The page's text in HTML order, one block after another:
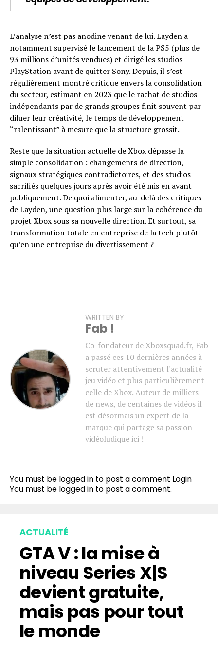
L’analyse n’est pas anodine venant de lui. Layden a
notamment supervisé le lancement de la PS5 (plus de
93 millions d’unités vendues) et dirigé les studios
PlayStation avant de quitter Sony. Depuis, il s’est
régulièrement montré critique envers la consolidation
du secteur, estimant en 2023 que le rachat de studios
indépendants par de grands groupes finit souvent par
diluer leur créativité, le temps de développement
“ralentissant” à mesure que la structure grossit.
Reste que la situation actuelle de Xbox dépasse la
simple consolidation : changements de direction,
signaux stratégiques contradictoires, et des studios
sacrifiés quelques jours après avoir été mis en avant
publiquement. De quoi alimenter, au-delà des critiques
de Layden, une question plus large sur la cohérence du
projet Xbox sous sa nouvelle direction. Et surtout, sa
transformation totale en entreprise de la tech plutôt
qu’en une entreprise du divertissement ?
WRITTEN BY
Fab !
Co-fondateur de Xboxsquad.fr, Fab
a passé ces 10 dernières années à
scruter attentivement l'actualité
jeu vidéo et plus particulièrement
celle de Xbox. Auteur de milliers
de news, de centaines de vidéos il
est désormais un expert de la
marque qui partage sa passion
vidéoludique ici !
You must be logged in to post a comment Login
You must be logged in to post a comment.
ACTUALITÉ
GTA V : la mise à
niveau Series X|S
devient gratuite,
mais pas pour tout
le monde